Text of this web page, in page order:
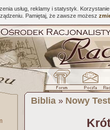
usług, reklamy i statystyk.
Pamiętaj, że zawsze możesz
Biblia » Nowy